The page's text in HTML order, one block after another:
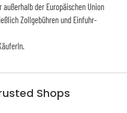
Shops
der Europäischen Union
Zollgebühren und Einfuhr-